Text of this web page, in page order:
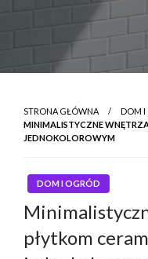
STRONA GŁÓWNA
DOM I
MINIMALISTYCZNE
JEDNOKOLOROWYM
DOM I OGRÓD
płytkom